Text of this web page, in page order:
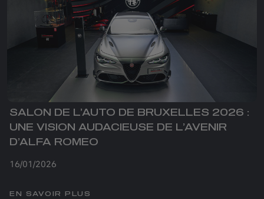
SALON DE L’AUTO DE BRUXELLES 2026 :
UNE VISION AUDACIEUSE DE L’AVENIR
D’ALFA ROMEO
16/01/2026
EN SAVOIR PLUS